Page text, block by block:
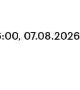
07.08.2026